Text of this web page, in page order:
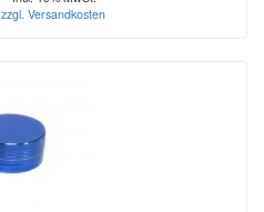
zzgl. Versandkosten